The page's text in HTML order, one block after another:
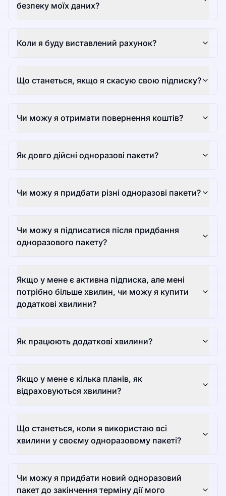
безпеку моїх даних?
Коли я буду виставлений рахунок?
Що станеться, якщо я скасую свою підписку?
Чи можу я отримати повернення коштів?
Як довго дійсні одноразові пакети?
Чи можу я придбати різні одноразові пакети?
Чи можу я підписатися після придбання
одноразового пакету?
Якщо у мене є активна підписка, але мені
потрібно більше хвилин, чи можу я купити
додаткові хвилини?
Як працюють додаткові хвилини?
Якщо у мене є кілька планів, як
відраховуються хвилини?
Що станеться, коли я використаю всі
хвилини у своєму одноразовому пакеті?
Чи можу я придбати новий одноразовий
пакет до закінчення терміну дії мого